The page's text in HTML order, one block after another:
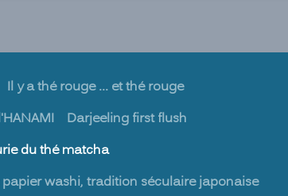
Il y a thé rouge ... et thé rouge
Darjeeling first flush
du thé matcha
papier washi, tradition séculaire japonaise